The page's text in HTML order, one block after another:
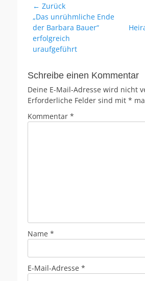
Beitragsnavigation
← Zurück
Vorheriger
Beitrag:
„Das unrühmliche Ende
der Barbara Bauer“
erfolgreich
uraufgeführt
Nächster
Beitrag:
Schreibe einen Kommentar
Deine E-Mail-Adresse wird nicht
Erforderliche Felder sind mit *
Kommentar *
Name *
E-Mail-Adresse *